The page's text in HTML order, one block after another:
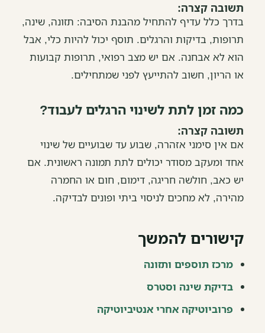
תשובה קצרה:
בדרך כלל עדיף להתחיל מהבנת הסיבה: תזונה, שינה,
תרופות, בדיקות והרגלים. תוסף יכול להיות כלי, אבל
הוא לא אבחנה. אם יש מצב רפואי, תרופות קבועות
או הריון, חשוב להתייעץ לפני שמתחילים.
כמה זמן לתת לשינוי הרגלים לעבוד?
תשובה קצרה:
אם אין סימני אזהרה, שבוע עד שבועיים של שינוי
אחד ומעקב מסודר יכולים לתת תמונה ראשונית. אם
יש כאב, חולשה חריגה, דימום, חום או החמרה
מהירה, לא מחכים לניסוי ביתי ופונים לבדיקה.
קישורים להמשך
מרכז תוספים ותזונה
בדיקת שינה וסטרס
פרוביוטיקה אחרי אנטיביוטיקה